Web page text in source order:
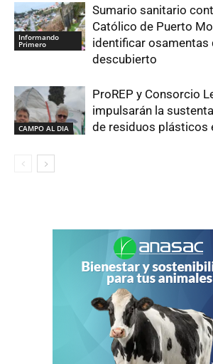
Informando
Primero
Sumario sanitario
Católico de Puerto
identificar osamentas
descubierto
CAMPO AL DIA
ProREP y Consorcio
impulsarán la
de residuos plásticos